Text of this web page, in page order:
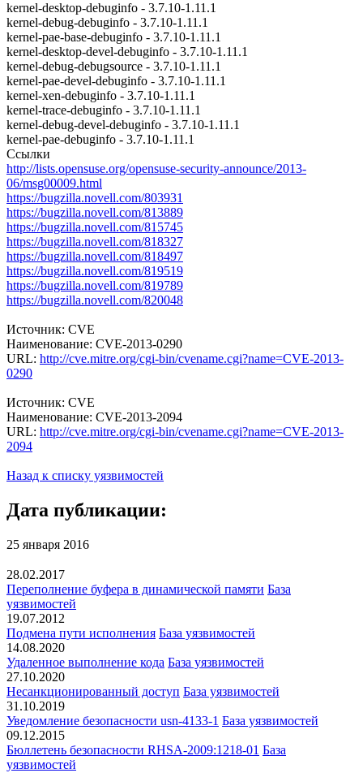
kernel-desktop-debuginfo - 3.7.10-1.11.1
kernel-debug-debuginfo - 3.7.10-1.11.1
kernel-pae-base-debuginfo - 3.7.10-1.11.1
kernel-desktop-devel-debuginfo - 3.7.10-1.11.1
kernel-debug-debugsource - 3.7.10-1.11.1
kernel-pae-devel-debuginfo - 3.7.10-1.11.1
kernel-xen-debuginfo - 3.7.10-1.11.1
kernel-trace-debuginfo - 3.7.10-1.11.1
kernel-debug-devel-debuginfo - 3.7.10-1.11.1
kernel-pae-debuginfo - 3.7.10-1.11.1
Ссылки
http://lists.opensuse.org/opensuse-security-announce/2013-
06/msg00009.html
https://bugzilla.novell.com/803931
https://bugzilla.novell.com/813889
https://bugzilla.novell.com/815745
https://bugzilla.novell.com/818327
https://bugzilla.novell.com/818497
https://bugzilla.novell.com/819519
https://bugzilla.novell.com/819789
https://bugzilla.novell.com/820048
Источник: CVE
Наименование: CVE-2013-0290
URL: http://cve.mitre.org/cgi-bin/cvename.cgi?name=CVE-2013-
0290
Источник: CVE
Наименование: CVE-2013-2094
URL: http://cve.mitre.org/cgi-bin/cvename.cgi?name=CVE-2013-
2094
Назад к списку уязвимостей
Дата публикации:
25 января 2016
28.02.2017
Переполнение буфера в динамической памяти База
уязвимостей
19.07.2012
Подмена пути исполнения База уязвимостей
14.08.2020
Удаленное выполнение кода База уязвимостей
27.10.2020
Несанкционированный доступ База уязвимостей
31.10.2019
Уведомление безопасности usn-4133-1 База уязвимостей
09.12.2015
Бюллетень безопасности RHSA-2009:1218-01 База
уязвимостей